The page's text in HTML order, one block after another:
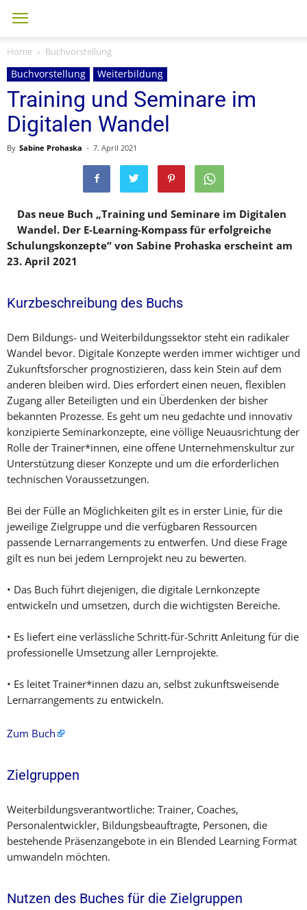
Home Buchvorstellung
Buchvorstellung Weiterbildung
Training und Seminare im
Digitalen Wandel
By Sabine Prohaska - 7. April 2021
Das neue Buch „Training und Seminare im Digitalen
Wandel. Der E-Learning-Kompass für erfolgreiche
Schulungskonzepte“ von Sabine Prohaska erscheint am
23. April 2021
Kurzbeschreibung des Buchs
Dem Bildungs- und Weiterbildungssektor steht ein radikaler
Wandel bevor. Digitale Konzepte werden immer wichtiger und
Zukunftsforscher prognostizieren, dass kein Stein auf dem
anderen bleiben wird. Dies erfordert einen neuen, flexiblen
Zugang aller Beteiligten und ein Überdenken der bisher
bekannten Prozesse. Es geht um neu gedachte und innovativ
konzipierte Seminarkonzepte, eine völlige Neuausrichtung der
Rolle der Trainer*innen, eine offene Unternehmenskultur zur
Unterstützung dieser Konzepte und um die erforderlichen
technischen Voraussetzungen.
Bei der Fülle an Möglichkeiten gilt es in erster Linie, für die
jeweilige Zielgruppe und die verfügbaren Ressourcen
passende Lernarrangements zu entwerfen. Und diese Frage
gilt es nun bei jedem Lernprojekt neu zu bewerten.
• Das Buch führt diejenigen, die digitale Lernkonzepte
entwickeln und umsetzen, durch die wichtigsten Bereiche.
• Es liefert eine verlässliche Schritt-für-Schritt Anleitung für die
professionelle Umsetzung aller Lernprojekte.
• Es leitet Trainer*innen dazu an, selbst zukunftsweisende
Lernarrangements zu entwickeln.
Zum Buch
Zielgruppen
Weiterbildungsverantwortliche: Trainer, Coaches,
Personalentwickler, Bildungsbeauftragte, Personen, die
bestehende Präsenzangebote in ein Blended Learning Format
umwandeln möchten.
Nutzen des Buches für die Zielgruppen